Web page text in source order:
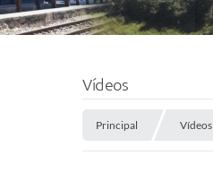
Vídeos
Principal Vídeos